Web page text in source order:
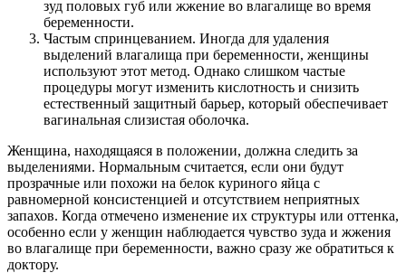
зуд половых губ или жжение во влагалище во время
беременности.
Частым спринцеванием. Иногда для удаления
выделений влагалища при беременности, женщины
используют этот метод. Однако слишком частые
процедуры могут изменить кислотность и снизить
естественный защитный барьер, который обеспечивает
вагинальная слизистая оболочка.
Женщина, находящаяся в положении, должна следить за
выделениями. Нормальным считается, если они будут
прозрачные или похожи на белок куриного яйца с
равномерной консистенцией и отсутствием неприятных
запахов. Когда отмечено изменение их структуры или оттенка,
особенно если у женщин наблюдается чувство зуда и жжения
во влагалище при беременности, важно сразу же обратиться к
доктору.